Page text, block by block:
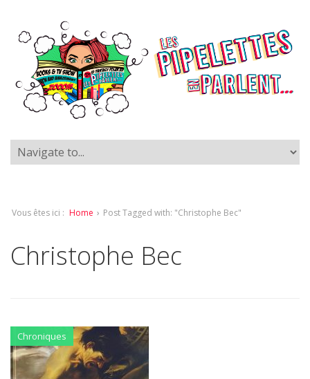
Vous êtes ici : Home › Post Tagged with: "Christophe Bec"
Christophe Bec
Chroniques